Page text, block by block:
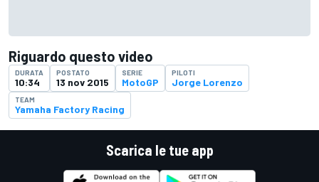
Riguardo questo video
DURATA
10:34
POSTATO
13 nov 2015
SERIE
MotoGP
PILOTI
Jorge Lorenzo
TEAM
Yamaha Factory Racing
Scarica le tue app